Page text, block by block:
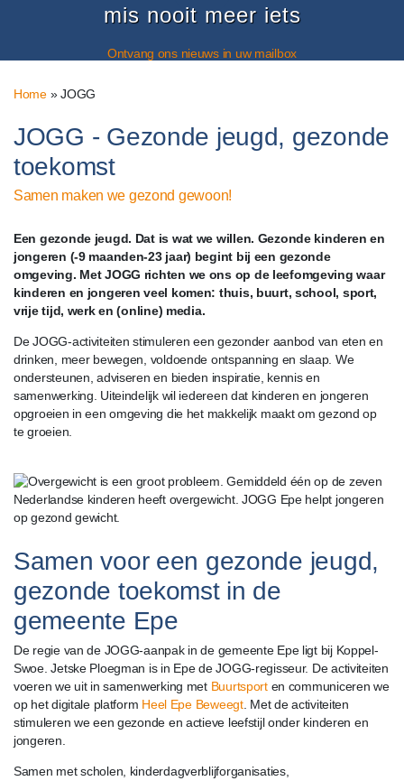
mis nooit meer iets
Ontvang ons nieuws in uw mailbox
Home»JOGG
JOGG - Gezonde jeugd, gezonde
toekomst
Samen maken we gezond gewoon!
Een gezonde jeugd. Dat is wat we willen. Gezonde kinderen en
jongeren (-9 maanden-23 jaar) begint bij een gezonde
omgeving. Met JOGG richten we ons op de leefomgeving waar
kinderen en jongeren veel komen: thuis, buurt, school, sport,
vrije tijd, werk en (online) media.
De JOGG-activiteiten stimuleren een gezonder aanbod van eten en
drinken, meer bewegen, voldoende ontspanning en slaap. We
ondersteunen, adviseren en bieden inspiratie, kennis en
samenwerking. Uiteindelijk wil iedereen dat kinderen en jongeren
opgroeien in een omgeving die het makkelijk maakt om gezond op
te groeien.
Samen voor een gezonde jeugd,
gezonde toekomst in de
gemeente Epe
De regie van de JOGG-aanpak in de gemeente Epe ligt bij Koppel-
Swoe. Jetske Ploegman is in Epe de JOGG-regisseur. De activiteiten
voeren we uit in samenwerking met Buurtsporten communiceren we
op het digitale platform Heel Epe Beweegt. Met de activiteiten
stimuleren we een gezonde en actieve leefstijl onder kinderen en
jongeren.
Samen met scholen, kinderdagverblijforganisaties,